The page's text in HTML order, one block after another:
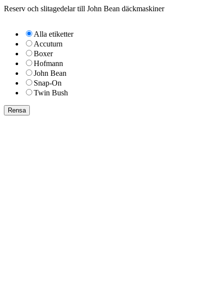
Reserv och slitagedelar till John Bean däckmaskiner
Alla etiketter
Accuturn
Boxer
Hofmann
John Bean
Snap-On
Twin Bush
Rensa